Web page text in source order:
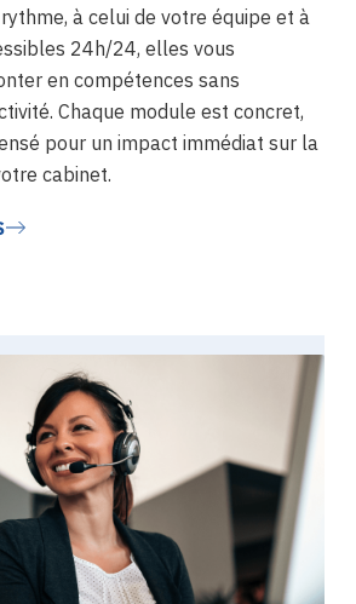
à celui de votre équipe et à
24h/24, elles vous
en compétences sans
Chaque module est concret,
pour un impact immédiat sur la
cabinet.